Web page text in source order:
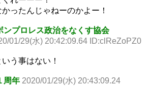
ったんじゃねーのかよー！
ンプロレス政治をなくす協会
01/29(水) 20:42:09.64 ID:clReZoPZ0
う事はない！
周年 2020/01/29(水) 20:43:09.24